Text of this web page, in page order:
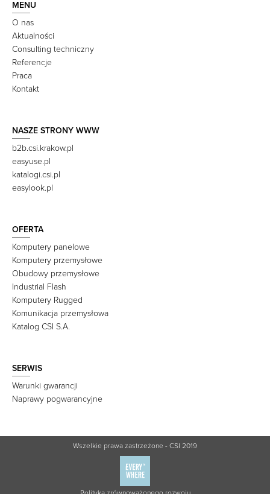
MENU
O nas
Aktualności
Consulting techniczny
Referencje
Praca
Kontakt
NASZE STRONY WWW
b2b.csi.krakow.pl
easyuse.pl
katalogi.csi.pl
easylook.pl
OFERTA
Komputery panelowe
Komputery przemysłowe
Obudowy przemysłowe
Industrial Flash
Komputery Rugged
Komunikacja przemysłowa
Katalog CSI S.A.
SERWIS
Warunki gwarancji
Naprawy pogwarancyjne
Wszelkie prawa zastrzeżone - CSI 2019